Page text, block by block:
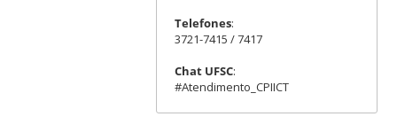
Telefones:
3721-7415 / 7417
Chat UFSC:
#Atendimento_CPIICT